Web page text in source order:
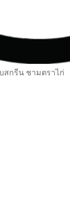
สกรีน ชามตราไก่